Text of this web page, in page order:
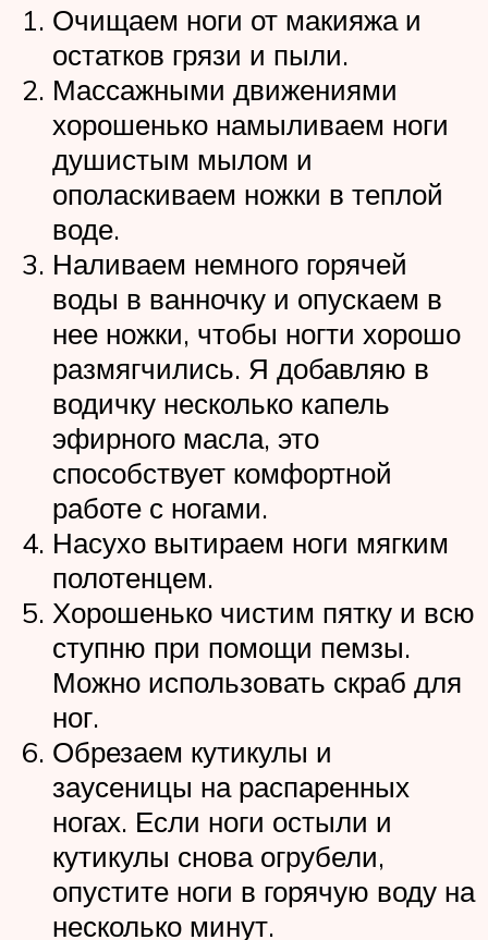
Очищаем ноги от макияжа и
остатков грязи и пыли.
Массажными движениями
хорошенько намыливаем ноги
душистым мылом и
ополаскиваем ножки в теплой
воде.
Наливаем немного горячей
воды в ванночку и опускаем в
нее ножки, чтобы ногти хорошо
размягчились. Я добавляю в
водичку несколько капель
эфирного масла, это
способствует комфортной
работе с ногами.
Насухо вытираем ноги мягким
полотенцем.
Хорошенько чистим пятку и всю
ступню при помощи пемзы.
Можно использовать скраб для
ног.
Обрезаем кутикулы и
заусеницы на распаренных
ногах. Если ноги остыли и
кутикулы снова огрубели,
опустите ноги в горячую воду на
несколько минут.